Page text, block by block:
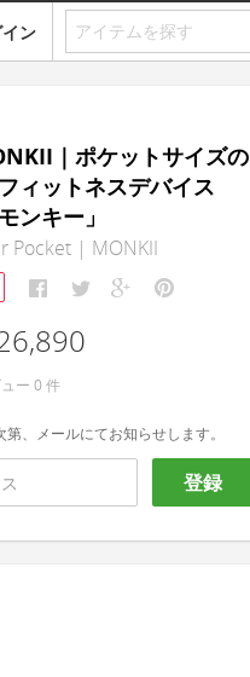
ン
｜ポケットサイズの
ィットネスデバイス
ンキー」
Pocket | MONKII
ー 0 件
、メールにてお知らせします。
登録